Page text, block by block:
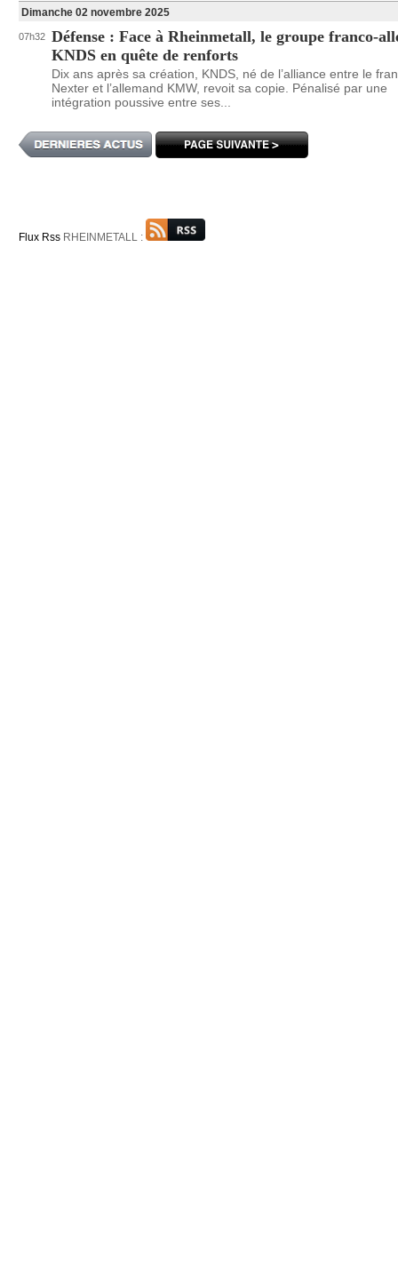
Dimanche 02 novembre 2025
07h32 Défense : Face à Rheinmetall, le groupe franco-
KNDS en quête de renforts
Dix ans après sa création, KNDS, né de l’alliance entre le
Nexter et l’allemand KMW, revoit sa copie. Pénalisé par une
intégration poussive entre ses...
Flux Rss RHEINMETALL :